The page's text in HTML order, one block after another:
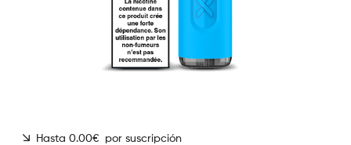
Hasta 0.00€ por suscripción